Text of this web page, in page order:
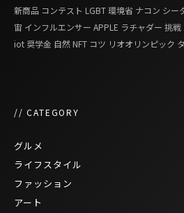
新商品 コンテスト LGBT環境省 ナコン シー
宙 インフルエンサー APPLE ラチャダー 挑戦
iot 奨学金 自然NFT コツ リオオリンピック
// CATEGORY
グルメ
ライフスタイル
ファッション
アート